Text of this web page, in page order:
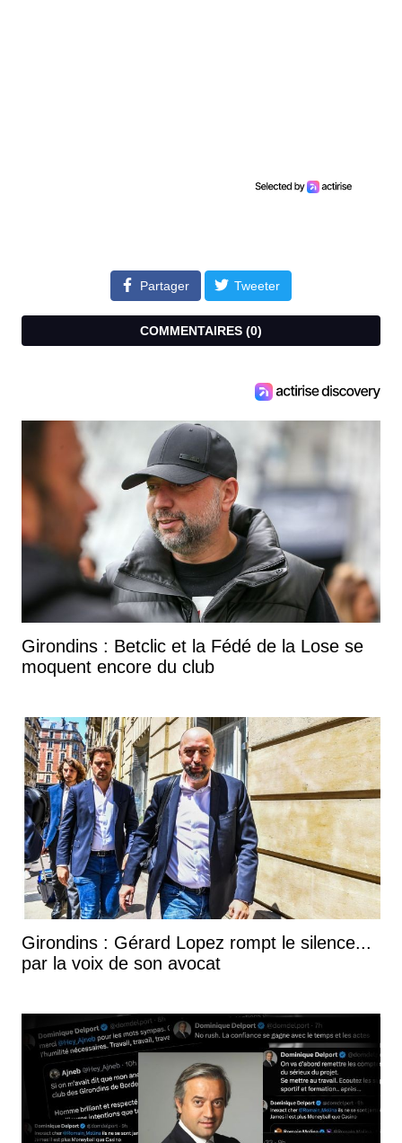
Partager Tweeter
COMMENTAIRES (0)
Girondins : Betclic et la Fédé de la Lose se
moquent encore du club
Girondins : Gérard Lopez rompt le silence...
par la voix de son avocat